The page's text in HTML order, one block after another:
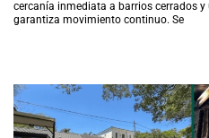
cercanía inmediata a barrios cerrados
garantiza movimiento continuo. Se